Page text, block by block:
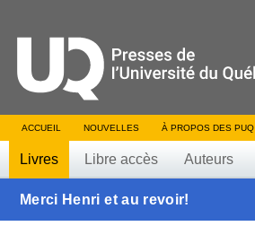
ACCUEIL NOUVELLES À PROPOS DES PUQ
Livres Libre accès Auteurs
Merci Henri et au revoir!